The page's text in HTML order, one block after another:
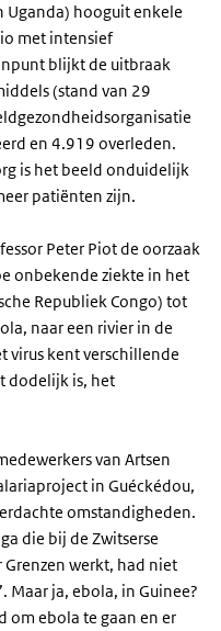
Uganda) hooguit enkele
met intensief
blijkt de uitbraak
(stand van 29
en 4.919 overleden.
is het beeld onduidelijk
patiënten zijn.
Peter Piot de oorzaak
onbekende ziekte in het
Republiek Congo) tot
naar een rivier in de
virus kent verschillende
dodelijk is, het
van Artsen
in Guéckédou,
omstandigheden.
die bij de Zwitserse
Grenzen werkt, had niet
Maar ja, ebola, in Guinee?
om ebola te gaan en er